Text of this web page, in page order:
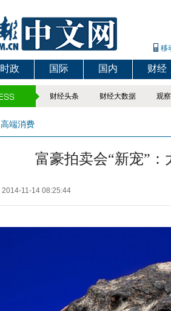
移
时政 国际 国内 财经
财经头条 财经大数据 观
高端消费
富豪拍卖会“新宠”：
2014-11-14 08:25:44